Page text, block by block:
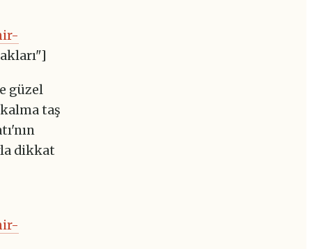
güzel
taş
dikkat